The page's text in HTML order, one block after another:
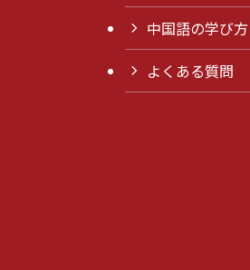
中国語の学び方
よくある質問